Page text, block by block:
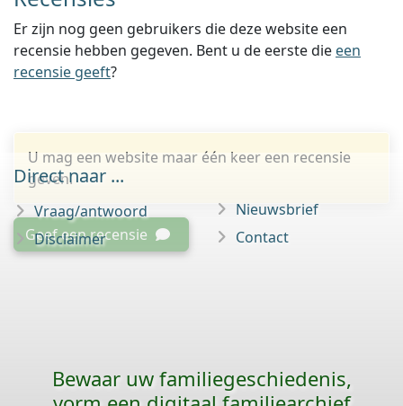
Er zijn nog geen gebruikers die deze website een
recensie hebben gegeven. Bent u de eerste die een
recensie geeft?
U mag een website maar één keer een recensie
geven.
Geef een recensie
Direct naar ...
Vraag/antwoord
Disclaimer
Nieuwsbrief
Contact
Bewaar uw familie­geschiedenis,